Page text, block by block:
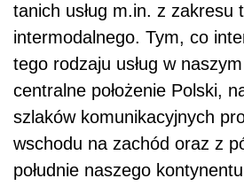
tanich usług m.in. z zakresu
intermodalnego. Tym, co
tego rodzaju usług w
centralne położenie Polski,
szlaków komunikacyjnych
wschodu na zachód oraz z
południe naszego